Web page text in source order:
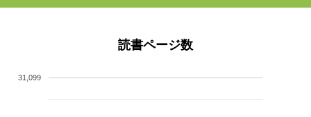
読書ページ数
31,099